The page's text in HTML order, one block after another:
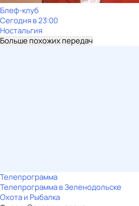
Блеф-клуб
Сегодня в 23:00
Ностальгия
Больше похожих передач
Телепрограмма
Телепрограмма в Зеленодольске
Охота и Рыбалка